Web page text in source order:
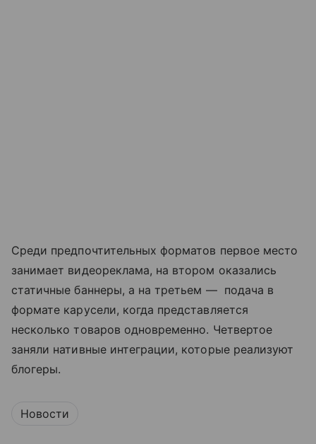
Среди предпочтительных форматов первое место
занимает видеореклама, на втором оказались
статичные баннеры, а на третьем — подача в
формате карусели, когда представляется
несколько товаров одновременно. Четвертое
заняли нативные интеграции, которые реализуют
блогеры.
Новости